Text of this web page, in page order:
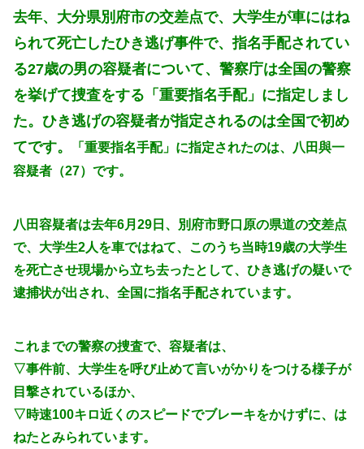
去年、大分県別府市の交差点で、大学生が車にはね
られて死亡したひき逃げ事件で、指名手配されてい
る27歳の男の容疑者について、警察庁は全国の警察
を挙げて捜査をする「重要指名手配」に指定しまし
た。ひき逃げの容疑者が指定されるのは全国で初め
てです。
「重要指名手配」に指定されたのは、八田與一
容疑者（27）です。
八田容疑者は去年6月29日、別府市野口原の県道の交差点
で、大学生2人を車ではねて、このうち当時19歳の大学生
を死亡させ現場から立ち去ったとして、ひき逃げの疑いで
逮捕状が出され、全国に指名手配されています。
これまでの警察の捜査で、容疑者は、
▽事件前、大学生を呼び止めて言いがかりをつける様子が
目撃されているほか、
▽時速100キロ近くのスピードでブレーキをかけずに、は
ねたとみられています。